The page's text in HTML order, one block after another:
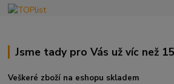
Jsme tady pro Vás už víc než
Veškeré zboží na eshopu skladem